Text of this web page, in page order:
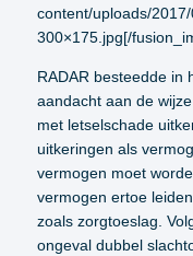
content/uploads/
300×175.jpg[/
RADAR besteedde in
aandacht aan de
met letselschade
uitkeringen als
vermogen moet
vermogen ertoe
zoals zorgtoeslag.
ongeval dubbel